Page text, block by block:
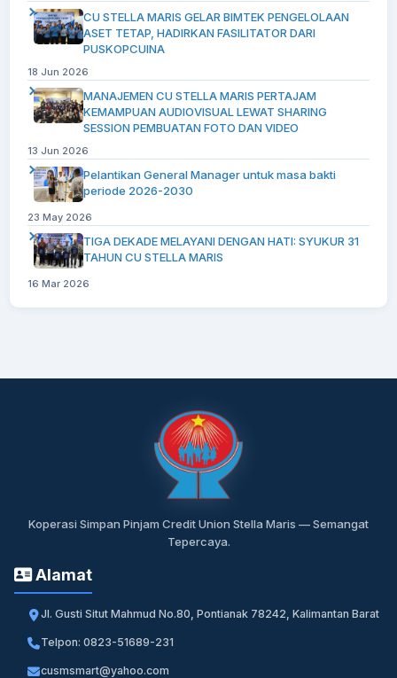
CU STELLA MARIS GELAR BIMTEK PENGELOLAAN
ASET TETAP, HADIRKAN FASILITATOR DARI
PUSKOPCUINA
18 Jun 2026
MANAJEMEN CU STELLA MARIS PERTAJAM
KEMAMPUAN AUDIOVISUAL LEWAT SHARING
SESSION PEMBUATAN FOTO DAN VIDEO
13 Jun 2026
Pelantikan General Manager untuk masa bakti
periode 2026-2030
23 May 2026
TIGA DEKADE MELAYANI DENGAN HATI: SYUKUR 31
TAHUN CU STELLA MARIS
16 Mar 2026
Koperasi Simpan Pinjam Credit Union Stella Maris — Semangat
Tepercaya.
Alamat
Jl. Gusti Situt Mahmud No.80, Pontianak 78242, Kalimantan Barat
Telpon: 0823-51689-231
cusmsmart@yahoo.com